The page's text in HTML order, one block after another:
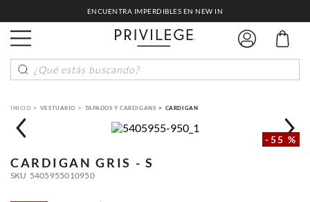
ENCUENTRA IMPERDIBLES EN NEW IN
¿Qué estás buscando?
VESTUARIO TAPADOS Y CARDIGANS CARDIGAN
-55 %
CARDIGAN GRIS - S
SKU 5405955010950